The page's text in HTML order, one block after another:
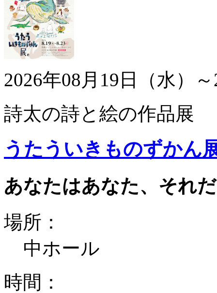
2026年08月19日（水）
詩太の詩と絵の作品展
うたういきものずかん
あなたはあなた、それ
場所：
中ホール
時間：